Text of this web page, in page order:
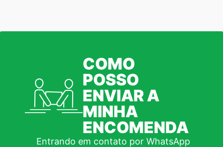
COMO
POSSO
ENVIAR A
MINHA
ENCOMENDA
Entrando em contato por WhatsApp